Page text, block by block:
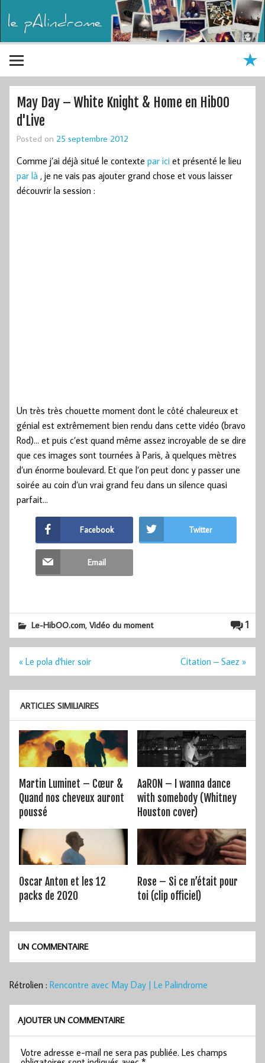
May Day – White Knight & Home en HibOO
d'Live
Posted on 25 septembre 2012
Comme j’ai déjà situé le contexte par ici et présenté le lieu
par là , je ne vais pas ajouter grand chose et vous laisser
découvrir la session :
Un très très chouette moment dont le côté chaleureux et
génial est extrêmement bien rendu dans cette vidéo (bravo
Rod)… et puis c’est quand même assez incroyable de se dire
que ces images sont tournées à Paris, à quelques mètres
d’un énorme boulevard. Et que l’on peut donc y passer une
soirée au coin d’un vrai grand feu dans un silence quasi
parfait…
Facebook Twitter
Email
1
Le-HibOO.com,Vidéo du moment
Navigation
« Le pola d'hier soir Citation – Saez »
ARTICLES SIMILIAIRES
Martin Luminet – Cœur &
Quand nos cheveux auront
poussé
AaRON – I wanna dance
with somebody (Whitney
Houston cover)
Oscar Anton et les 12
packs de 2020
Rose – Si ce n’était pour
toi (clip officiel)
UN COMMENTAIRE
Rétrolien : Rencontre avec May Day | Le Palindrome
AJOUTER UN COMMENTAIRE
Votre adresse e-mail ne sera pas publiée. Les champs